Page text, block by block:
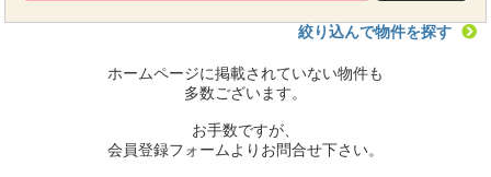
絞り込んで物件を探す
ホームページに掲載されていない物件も
多数ございます。
お手数ですが、
会員登録フォームよりお問合せ下さい。